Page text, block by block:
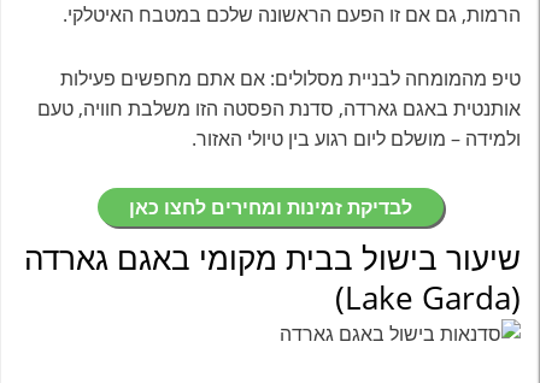
הרמות, גם אם זו הפעם הראשונה שלכם במטבח האיטלקי.
טיפ מהמומחה לבניית מסלולים: אם אתם מחפשים פעילות
אותנטית באגם גארדה, סדנת הפסטה הזו משלבת חוויה, טעם
ולמידה – מושלם ליום רגוע בין טיולי האזור.
לבדיקת זמינות ומחירים לחצו כאן
שיעור בישול בבית מקומי באגם גארדה
(Lake Garda)